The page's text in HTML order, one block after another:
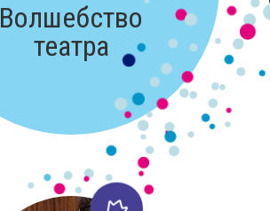
Волшебство
театра